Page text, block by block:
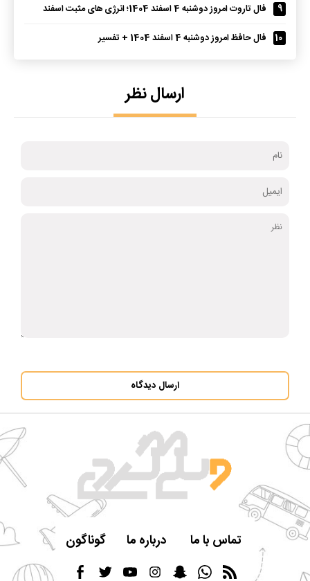
9
فال تاروت امروز دوشنبه 4 اسفند 1404؛ انرژی های مثبت اسفند
10
فال حافظ امروز دوشنبه 4 اسفند 1404 + تفسیر
ارسال نظر
ارسال دیدگاه
تماس با ما درباره ما گوناگون